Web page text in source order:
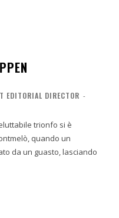
EDITORIAL DIRECTOR -
trionfo si è
quando un
da un guasto, lasciando